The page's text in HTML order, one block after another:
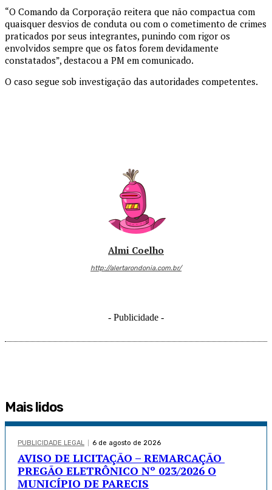
“O Comando da Corporação reitera que não compactua com
quaisquer desvios de conduta ou com o cometimento de crimes
praticados por seus integrantes, punindo com rigor os
envolvidos sempre que os fatos forem devidamente
constatados”, destacou a PM em comunicado.
O caso segue sob investigação das autoridades competentes.
Almi Coelho
http://alertarondonia.com.br/
- Publicidade -
Mais lidos
PUBLICIDADE LEGAL 6 de agosto de 2026
AVISO DE LICITAÇÃO – REMARCAÇÃO
PREGÃO ELETRÔNICO Nº 023/2026 O
MUNICÍPIO DE PARECIS